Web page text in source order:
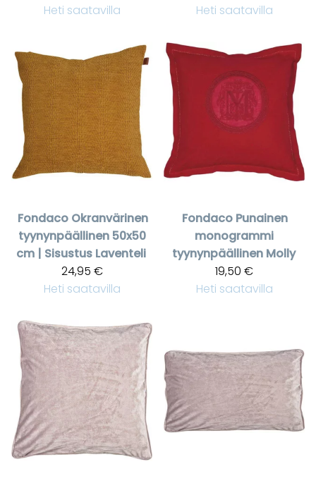
Heti saatavilla
Heti saatavilla
Fondaco Okranvärinen
tyynynpäällinen 50x50
cm | Sisustus Laventeli
24,95 €
Heti saatavilla
Fondaco Punainen
monogrammi
tyynynpäällinen Molly
19,50 €
Heti saatavilla